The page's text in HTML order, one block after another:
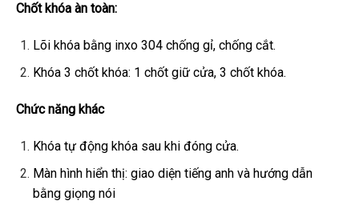
Chốt khóa àn toàn:
Lõi khóa bằng inxo 304 chống gỉ, chống cắt.
Khóa 3 chốt khóa: 1 chốt giữ cửa, 3 chốt khóa.
Chức năng khác
Khóa tự động khóa sau khi đóng cửa.
Màn hình hiển thị: giao diện tiếng anh và hướng dẫn
bằng giọng nói